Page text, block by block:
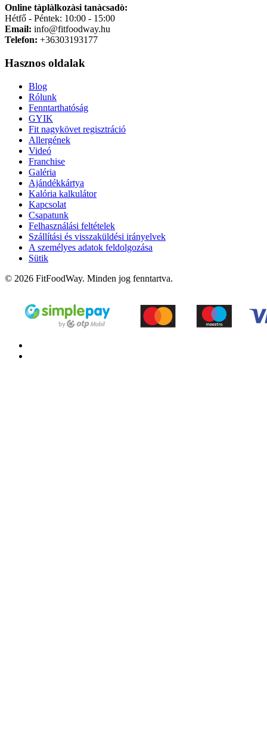
Online tàplàlkozàsi tanàcsadò:
Hétfő - Péntek: 10:00 - 15:00
Email: info@fitfoodway.hu
Telefon: +36303193177
Hasznos oldalak
Blog
Rólunk
Fenntarthatóság
GYIK
Fit nagykövet regisztráció
Allergének
Videó
Franchise
Galéria
Ajándékkártya
Kalória kalkulátor
Kapcsolat
Csapatunk
Felhasználási feltételek
Szállítási és visszaküldési irányelvek
A személyes adatok feldolgozása
Sütik
© 2026 FitFoodWay. Minden jog fenntartva.